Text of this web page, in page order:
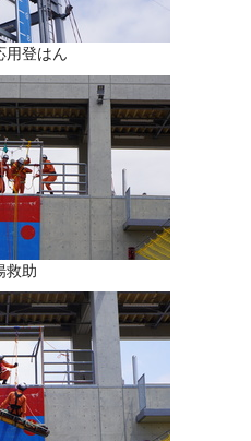
用登はん
救助